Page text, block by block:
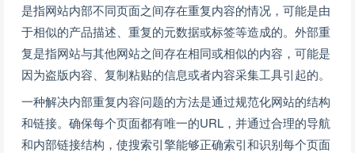
是指网站内部不同页面之间存在重复内容的情况，可能是由
于相似的产品描述、重复的元数据或标签等造成的。外部重
复是指网站与其他网站之间存在相同或相似的内容，可能是
因为盗版内容、复制粘贴的信息或者内容采集工具引起的。
一种解决内部重复内容问题的方法是通过规范化网站的结构
和链接。确保每个页面都有唯一的URL，并通过合理的导航
和内部链接结构，使搜索引擎能够正确索引和识别每个页面